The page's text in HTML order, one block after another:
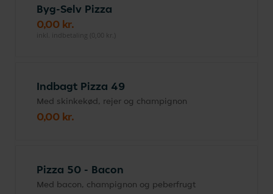
Byg-Selv Pizza
0,00 kr.
inkl. indbetaling (0,00 kr.)
Indbagt Pizza 49
Med skinkekød, rejer og champignon
0,00 kr.
Pizza 50 - Bacon
Med bacon, champignon og peberfrugt